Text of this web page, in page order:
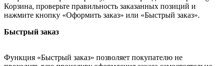
Корзина, проверьте правильность заказанных позиций и
нажмите кнопку «Оформить заказ» или «Быстрый заказ».
Быстрый заказ
Функция «Быстрый заказ» позволяет покупателю не